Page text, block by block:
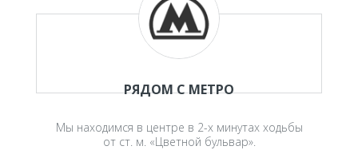
РЯДОМ С МЕТРО
Мы находимся в центре в 2-х минутах ходьбы
от ст. м. «Цветной бульвар».